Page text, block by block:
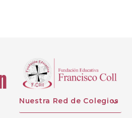
Nuestra Red de Colegios